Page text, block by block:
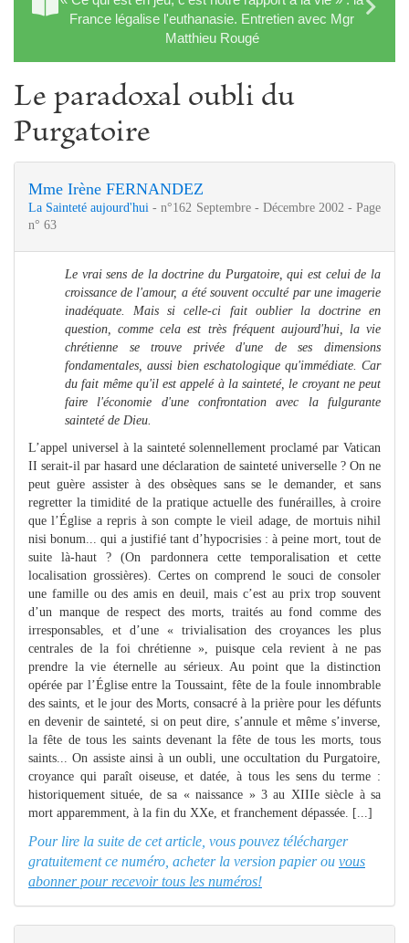
France légalise l'euthanasie. Entretien avec Mgr
Matthieu Rougé
Le paradoxal oubli du
Purgatoire
Mme Irène FERNANDEZ
La Sainteté aujourd'hui- n°162 Septembre - Décembre 2002 - Page
n° 63
Le vrai sens de la doctrine du Purgatoire, qui est celui de la
croissance de l'amour, a été souvent occulté par une imagerie
inadéquate. Mais si celle-ci fait oublier la doctrine en
question, comme cela est très fréquent aujourd'hui, la vie
chrétienne se trouve privée d'une de ses dimensions
fondamentales, aussi bien eschatologique qu'immédiate. Car
du fait même qu'il est appelé à la sainteté, le croyant ne peut
faire l'économie d'une confrontation avec la fulgurante
sainteté de Dieu.
L’appel universel à la sainteté solennellement proclamé par Vatican
II serait-il par hasard une déclaration de sainteté universelle ? On ne
peut guère assister à des obsèques sans se le demander, et sans
regretter la timidité de la pratique actuelle des funérailles, à croire
que l’Église a repris à son compte le vieil adage, de mortuis nihil
nisi bonum... qui a justifié tant d’hypocrisies : à peine mort, tout de
suite là-haut ? (On pardonnera cette temporalisation et cette
localisation grossières). Certes on comprend le souci de consoler
une famille ou des amis en deuil, mais c’est au prix trop souvent
d’un manque de respect des morts, traités au fond comme des
irresponsables, et d’une « trivialisation des croyances les plus
centrales de la foi chrétienne », puisque cela revient à ne pas
prendre la vie éternelle au sérieux. Au point que la distinction
opérée par l’Église entre la Toussaint, fête de la foule innombrable
des saints, et le jour des Morts, consacré à la prière pour les défunts
en devenir de sainteté, si on peut dire, s’annule et même s’inverse,
la fête de tous les saints devenant la fête de tous les morts, tous
saints... On assiste ainsi à un oubli, une occultation du Purgatoire,
croyance qui paraît oiseuse, et datée, à tous les sens du terme :
historiquement située, de sa « naissance » 3 au XIIIe siècle à sa
mort apparemment, à la fin du XXe, et franchement dépassée. [...]
Pour lire la suite de cet article, vous pouvez télécharger
gratuitement ce numéro, acheter la version papier ou vous
abonner pour recevoir tous les numéros!